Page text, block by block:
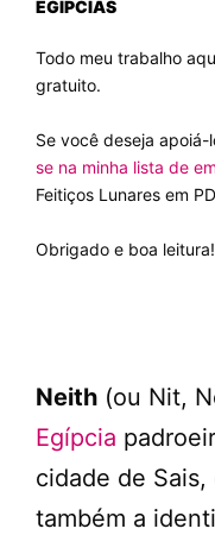
EGÍPCIAS
Todo meu trabalho
gratuito.
Se você deseja
se na minha lista de
Feitiços Lunares em
Obrigado e boa leitura!
Neith (ou Nit,
Egípcia
cidade de
também a